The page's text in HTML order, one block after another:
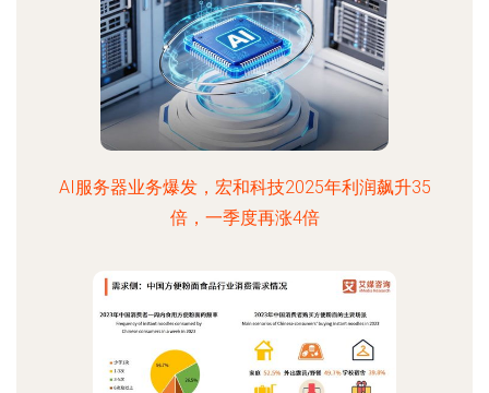
AI服务器业务爆发，宏和科技2025年利润飙升35
倍，一季度再涨4倍